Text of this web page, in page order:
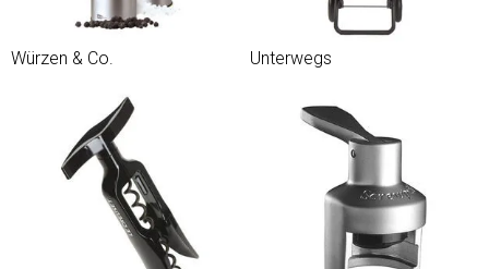
Würzen & Co. Unterwegs